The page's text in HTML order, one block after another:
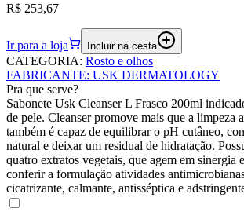
R$ 253,67
Ir para a loja Incluir na cesta
CATEGORIA: Rosto e olhos
FABRICANTE: USK DERMATOLOGY
Pra que serve?
Sabonete Usk Cleanser L Frasco 200ml
de pele. Cleanser promove mais que a limpeza
também é capaz de equilibrar o pH cutâneo,
natural e deixar um residual de hidratação.
quatro extratos vegetais, que agem em sinergia
conferir a formulação atividades
cicatrizante, calmante, antisséptica e